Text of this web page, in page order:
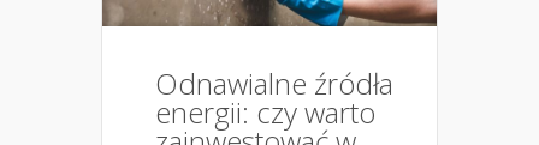
Odnawialne źródła
energii: czy warto